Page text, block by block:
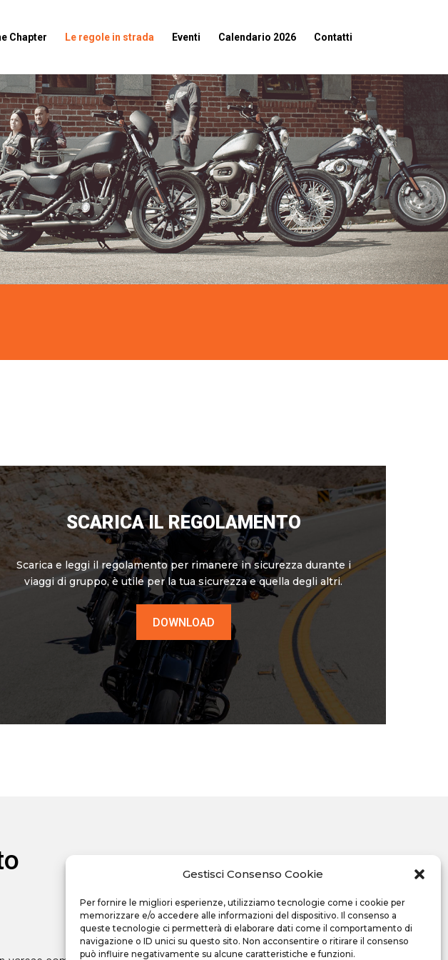
Gestisci Consenso Cookie
Per fornire le migliori esperienze, utilizziamo tecnologie come i cookie per
memorizzare e/o accedere alle informazioni del dispositivo. Il consenso a
queste tecnologie ci permetterà di elaborare dati come il comportamento di
navigazione o ID unici su questo sito. Non acconsentire o ritirare il consenso
può influire negativamente su alcune caratteristiche e funzioni.
Chapter Le regole in strada Eventi Calendario 2026 Contatti
SCARICA IL REGOLAMENTO
Scarica e leggi il regolamento per rimanere in sicurezza durante i
viaggi di gruppo, è utile per la tua sicurezza e quella degli altri.
DOWNLOAD
} Orari apertura
Lunedì: 14.00-19.00